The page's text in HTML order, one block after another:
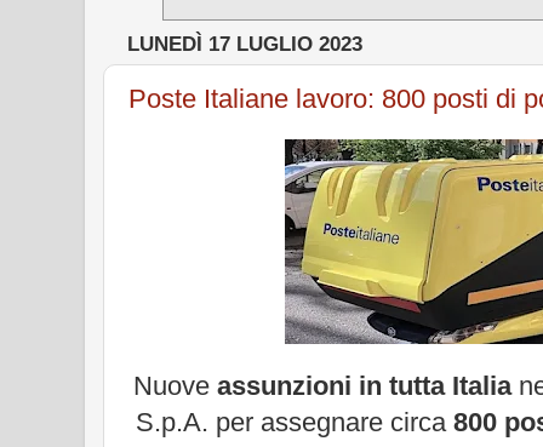
LUNEDÌ 17 LUGLIO 2023
Poste Italiane lavoro: 800 posti di
Nuove assunzioni in tutta Italia
S.p.A. per assegnare circa800